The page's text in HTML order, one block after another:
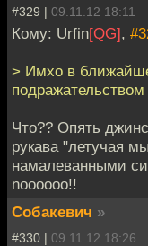
#329 | 09.11.12 18:11
Кому: Urfin[QG],
> Имхо в
Что?? Опять
рукава "летучая
намалеванными
noooooo!!
Собакевич »
#330 | 09.11.12 18:26